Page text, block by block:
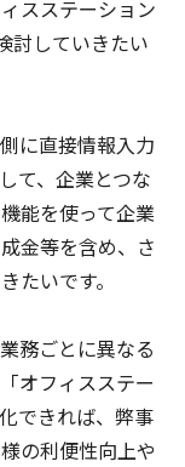
スステーション
討していきたい
に直接情報入力
て、企業とつな
能を使って企業
金等を含め、さ
たいです。
務ごとに異なる
オフィスステー
できれば、弊事
の利便性向上や